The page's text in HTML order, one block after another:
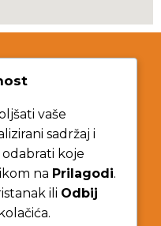
vaše
sadržaj i
koje
na Prilagodi.
ili Odbij